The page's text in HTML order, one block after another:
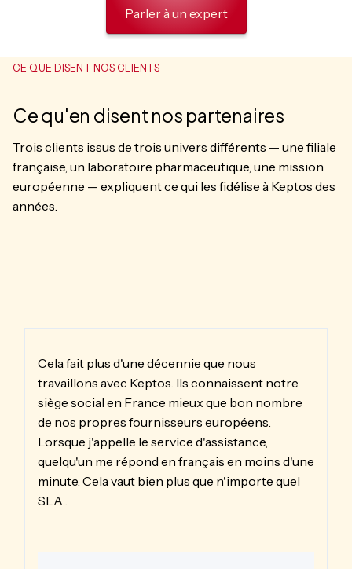
Parler à un expert
CE QUE DISENT NOS CLIENTS
Ce qu'en disent nos partenaires
Trois clients issus de trois univers différents — une filiale
française, un laboratoire pharmaceutique, une mission
européenne — expliquent ce qui les fidélise à Keptos des
années.
Cela fait plus d'une décennie que nous
travaillons avec Keptos. Ils connaissent notre
siège social en France mieux que bon nombre
de nos propres fournisseurs européens.
Lorsque j'appelle le service d'assistance,
quelqu'un me répond en français en moins d'une
minute. Cela vaut bien plus que n'importe quel
SLA .